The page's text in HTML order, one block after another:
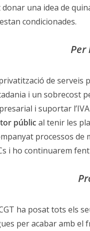
una idea de
condicionades.
Per
de serveis
i un sobrecost
i suportar
públical tenir les
processos de
i ho continuarem
ha posat tots els
per acabar amb el